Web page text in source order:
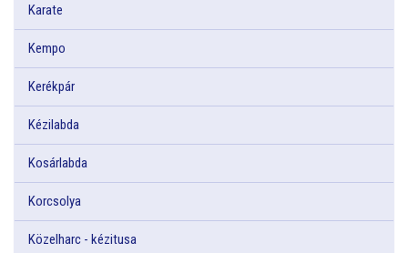
Karate
Kempo
Kerékpár
Kézilabda
Kosárlabda
Korcsolya
Közelharc - kézitusa